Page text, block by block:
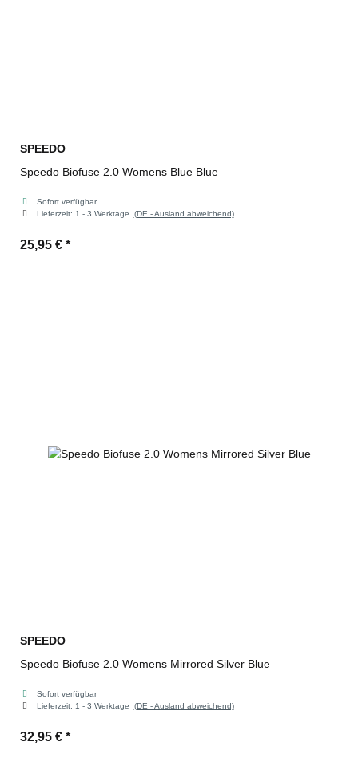
SPEEDO
Speedo Biofuse 2.0 Womens Blue Blue
Sofort verfügbar
Lieferzeit: 1 - 3 Werktage (DE - Ausland abweichend)
25,95 € *
SPEEDO
Speedo Biofuse 2.0 Womens Mirrored Silver Blue
Sofort verfügbar
Lieferzeit: 1 - 3 Werktage (DE - Ausland abweichend)
32,95 € *